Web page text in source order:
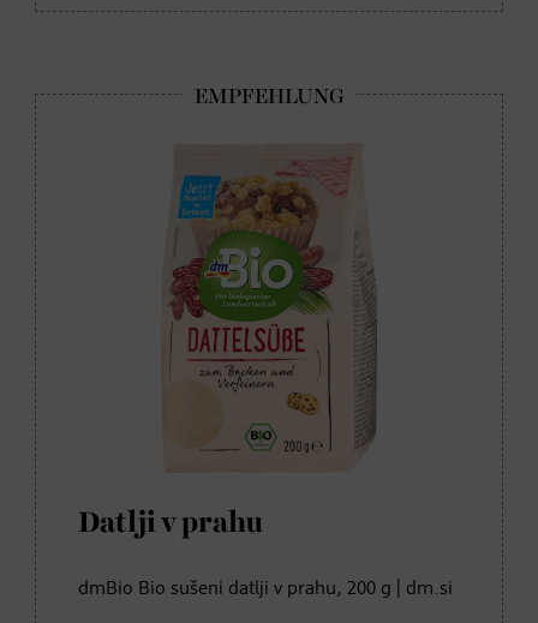
Datlji v prahu
dmBio Bio sušeni datlji v prahu, 200 g | dm.si